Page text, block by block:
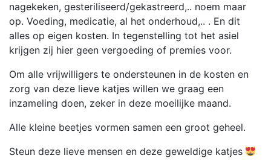
nagekeken, gesteriliseerd/gekastreerd,.. noem maar
op. Voeding, medicatie, al het onderhoud,.. . En dit
alles op eigen kosten. In tegenstelling tot het asiel
krijgen zij hier geen vergoeding of premies voor.
Om alle vrijwilligers te ondersteunen in de kosten en
zorg van deze lieve katjes willen we graag een
inzameling doen, zeker in deze moeilijke maand.
Alle kleine beetjes vormen samen een groot geheel.
Steun deze lieve mensen en deze geweldige katjes